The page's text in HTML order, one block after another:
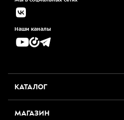
Наши каналы
КАТАЛОГ
МАГАЗИН